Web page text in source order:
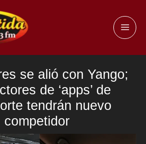
se alió con Yango;
de ‘apps’ de
tendrán nuevo
competidor